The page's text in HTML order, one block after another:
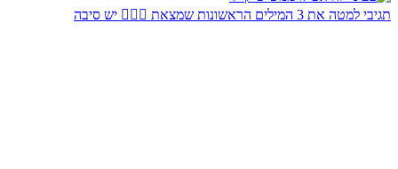
תגיבי למטה את 3 המילים הראשונות שמצאת 👇🏻✨ יש סיבה